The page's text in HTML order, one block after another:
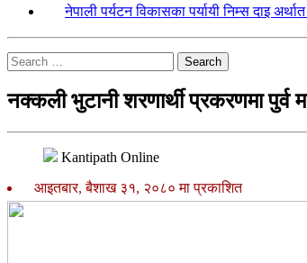
नेपाली पर्यटन विकासका पर्यायी निम्स दाइ अर्थात
Search
नक्कली भुटानी शरणार्थी प्रकरणमा पुर्व
Kantipath Online
आइतबार, बैशाख ३१, २०८० मा प्रकाशित